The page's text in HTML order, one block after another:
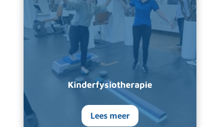
Kinderfysiotherapie
Lees meer